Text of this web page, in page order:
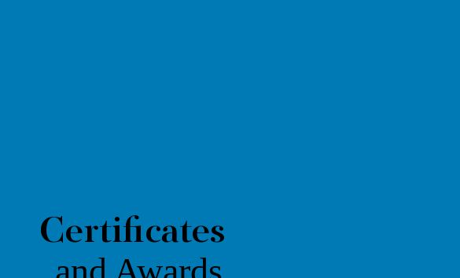
Certificates